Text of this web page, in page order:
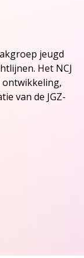
jeugd
Het NCJ
ontwikkeling,
van de JGZ-